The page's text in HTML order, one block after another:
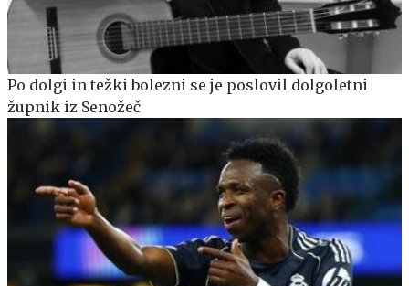
Po dolgi in težki bolezni se je poslovil dolgoletni
župnik iz Senožeč